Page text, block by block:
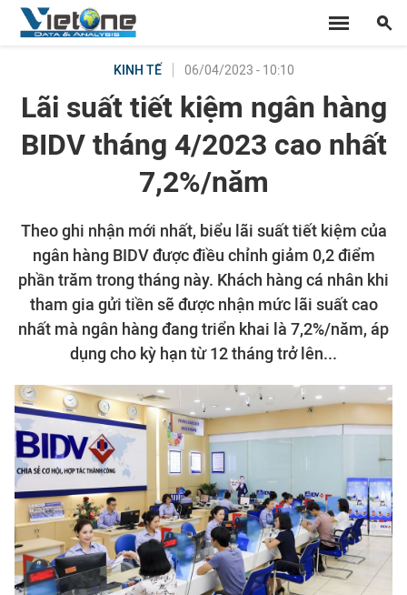
KINH TẾ 06/04/2023 - 10:10
Lãi suất tiết kiệm ngân hàng
BIDV tháng 4/2023 cao nhất
7,2%/năm
Theo ghi nhận mới nhất, biểu lãi suất tiết kiệm của
ngân hàng BIDV được điều chỉnh giảm 0,2 điểm
phần trăm trong tháng này. Khách hàng cá nhân khi
tham gia gửi tiền sẽ được nhận mức lãi suất cao
nhất mà ngân hàng đang triển khai là 7,2%/năm, áp
dụng cho kỳ hạn từ 12 tháng trở lên...